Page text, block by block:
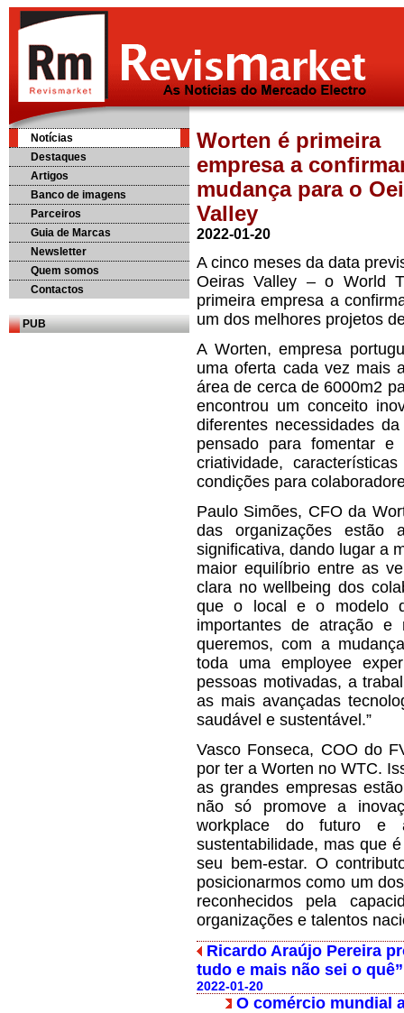
Notícias
Destaques
Artigos
Banco de imagens
Parceiros
Guia de Marcas
Newsletter
Quem somos
Contactos
PUB
Worten é primeira
empresa a
mudança para o
Valley
2022-01-20
A cinco meses da data
Oeiras Valley – o World
primeira empresa a
um dos melhores projetos
A Worten, empresa
uma oferta cada vez mais
área de cerca de 6000m2
encontrou um conceito
diferentes necessidades
pensado para fomentar
criatividade,
condições para
Paulo Simões, CFO da
das organizações estão
significativa, dando lugar a
maior equilíbrio entre as
clara no wellbeing dos
que o local e o modelo
importantes de atração e
queremos, com a
toda uma employee
pessoas motivadas, a
as mais avançadas
saudável e sustentável.”
Vasco Fonseca, COO do
por ter a Worten no WTC.
as grandes empresas
não só promove a
workplace do futuro e
sustentabilidade, mas que
seu bem-estar. O
posicionarmos como um
reconhecidos pela
organizações e talentos
Ricardo Araújo Pereira
tudo e mais não sei o
2022-01-20
O comércio mundial